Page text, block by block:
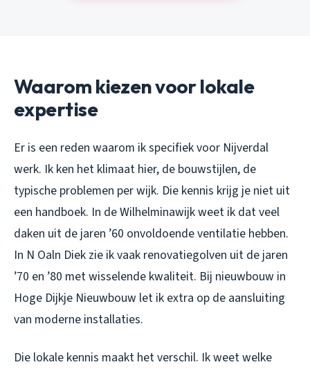
Waarom kiezen voor lokale
expertise
Er is een reden waarom ik specifiek voor Nijverdal
werk. Ik ken het klimaat hier, de bouwstijlen, de
typische problemen per wijk. Die kennis krijg je niet uit
een handboek. In de Wilhelminawijk weet ik dat veel
daken uit de jaren ’60 onvoldoende ventilatie hebben.
In N Oaln Diek zie ik vaak renovatiegolven uit de jaren
’70 en ’80 met wisselende kwaliteit. Bij nieuwbouw in
Hoge Dijkje Nieuwbouw let ik extra op de aansluiting
van moderne installaties.
Die lokale kennis maakt het verschil. Ik weet welke